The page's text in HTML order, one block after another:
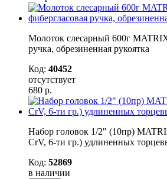
Молоток слесарный 600г
ручка, обрезиненная рукоятка
Код: 40452
отсутствует
680 р.
Набор головок 1/2" (10пр)
CrV, 6-ти гр.) удлиненных
Код: 52869
в наличии